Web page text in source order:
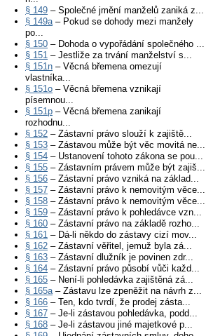
§ 149 – Společné jmění manželů zaniká z...
§ 149a– Pokud se dohody mezi manžely
po...
§ 150 – Dohoda o vypořádání společného ...
§ 151 – Jestliže za trvání manželství s...
§ 151n – Věcná břemena omezují
vlastníka...
§ 151o – Věcná břemena vznikají
písemnou...
§ 151p – Věcná břemena zanikají
rozhodnu...
§ 152 – Zástavní právo slouží k zajiště...
§ 153 – Zástavou může být věc movitá ne...
§ 154 – Ustanovení tohoto zákona se pou...
§ 155 – Zástavním právem může být zajiš...
§ 156 – Zástavní právo vzniká na základ...
§ 157 – Zástavní právo k nemovitým věce...
§ 158 – Zástavní právo k nemovitým věce...
§ 159 – Zástavní právo k pohledávce vzn...
§ 160 – Zástavní právo na základě rozho...
§ 161 – Dá-li někdo do zástavy cizí mov...
§ 162 – Zástavní věřitel, jemuž byla zá...
§ 163 – Zástavní dlužník je povinen zdr...
§ 164 – Zástavní právo působí vůči každ...
§ 165 – Není-li pohledávka zajištěná zá...
§ 165a– Zástavu lze zpeněžit na návrh z...
§ 166 – Ten, kdo tvrdí, že prodej zásta...
§ 167 – Je-li zástavou pohledávka, podd...
§ 168 – Je-li zástavou jiné majetkové p...